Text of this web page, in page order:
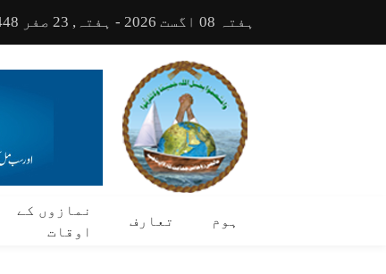
ہفتہ 08 اگست 2026 - ہفتہ, 23 صفر 1448
ہوم تعارف
نمازوں کے
اوقات